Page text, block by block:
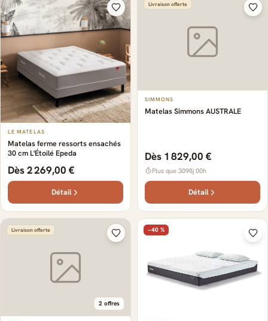
LE MATELAS
Matelas ferme ressorts ensachés
30 cm L'Étoilé Epeda
Dès 2 269,00 €
Détail
Livraison offerte
SIMMONS
Matelas Simmons AUSTRALE
Dès 1 829,00 €
Plus que 3098j 00h
Détail
Livraison offerte
2 offres
−40 %